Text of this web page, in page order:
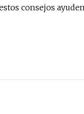
consejos